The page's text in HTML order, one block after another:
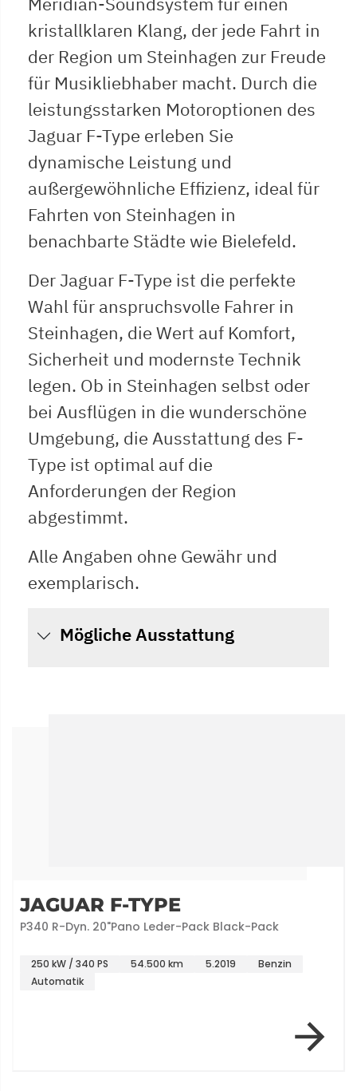
kristallklaren Klang, der jede Fahrt in
der Region um Steinhagen zur Freude
für Musikliebhaber macht. Durch die
leistungsstarken Motoroptionen des
Jaguar F-Type erleben Sie
dynamische Leistung und
außergewöhnliche Effizienz, ideal für
Fahrten von Steinhagen in
benachbarte Städte wie Bielefeld.
Der Jaguar F-Type ist die perfekte
Wahl für anspruchsvolle Fahrer in
Steinhagen, die Wert auf Komfort,
Sicherheit und modernste Technik
legen. Ob in Steinhagen selbst oder
bei Ausflügen in die wunderschöne
Umgebung, die Ausstattung des F-
Type ist optimal auf die
Anforderungen der Region
abgestimmt.
Alle Angaben ohne Gewähr und
exemplarisch.
Mögliche Ausstattung
JAGUAR F-TYPE
P340 R-Dyn. 20"Pano Leder-Pack Black-Pack
250 kW / 340 PS 54.500 km 5.2019
Benzin
Automatik